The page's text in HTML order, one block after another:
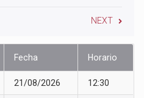
NEXT
Fecha Horario
21/08/2026 12:30